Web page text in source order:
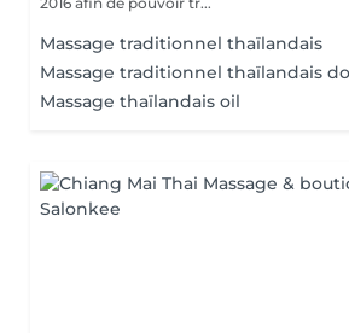
Massage traditionnel thaïlandais
Massage traditionnel thaïlandais
Massage thaïlandais oil